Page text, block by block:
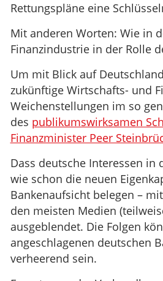
Rettungspläne eine
Mit anderen Worten: Wie in
Finanzindustrie in der Rolle
Um mit Blick auf
zukünftige Wirtschafts- und
Weichenstellungen im so
des publikumswirksamen
Finanzminister Peer
Dass deutsche Interessen
wie schon die neuen
Bankenaufsicht belegen –
den meisten Medien
ausgeblendet. Die Folgen
angeschlagenen deutschen
verheerend sein.